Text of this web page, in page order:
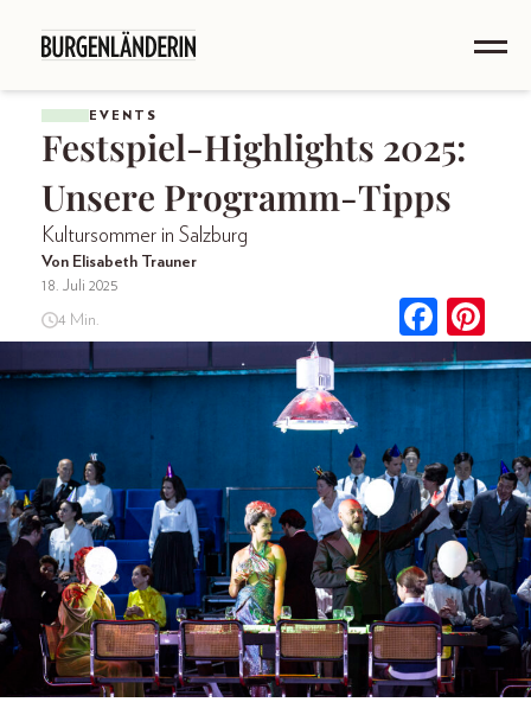
EVENTS
Festspiel-Highlights 2025:
Unsere Programm-Tipps
Kultursommer in Salzburg
Von Elisabeth Trauner
18. Juli 2025
4 Min.